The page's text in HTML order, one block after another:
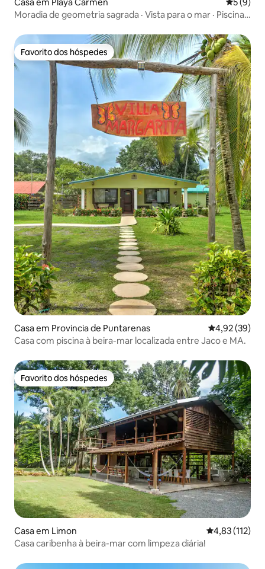
Moradia de geometria sagrada · Vista para o mar · Piscina
Favorito dos hóspedes
Favorito dos hóspedes
Casa em Provincia de Puntarenas Classificação
4,92 (39)
Casa com piscina à beira-mar localizada entre Jaco e MA.
Favorito dos hóspedes
Favorito dos hóspedes
Casa em Limon Classificação
4,83 (112)
Casa caribenha à beira-mar com limpeza diária!